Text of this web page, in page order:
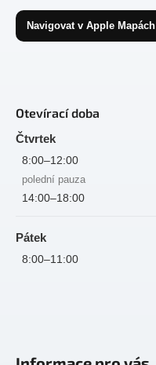
Navigovat v Apple Mapách
Otevírací doba
Čtvrtek
8:00–12:00
polední pauza
14:00–18:00
Pátek
8:00–11:00